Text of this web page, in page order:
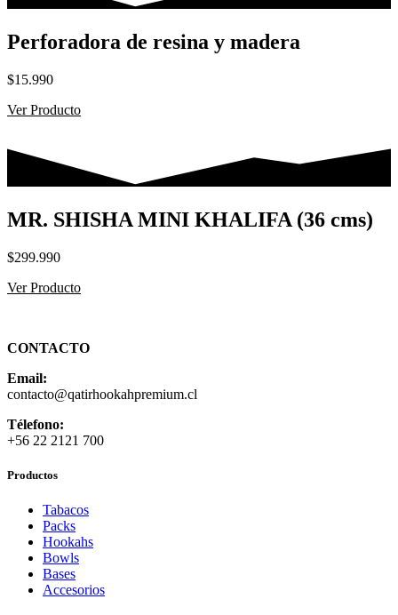
Perforadora de resina y madera
$15.990
Ver Producto
MR. SHISHA MINI KHALIFA (36 cms)
$299.990
Ver Producto
CONTACTO
Email:
contacto@qatirhookahpremium.cl
Télefono:
+56 22 2121 700
Productos
Tabacos
Packs
Hookahs
Bowls
Bases
Accesorios